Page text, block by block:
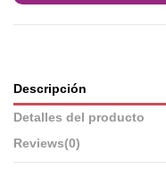
Descripción
Detalles del producto
Reviews(0)